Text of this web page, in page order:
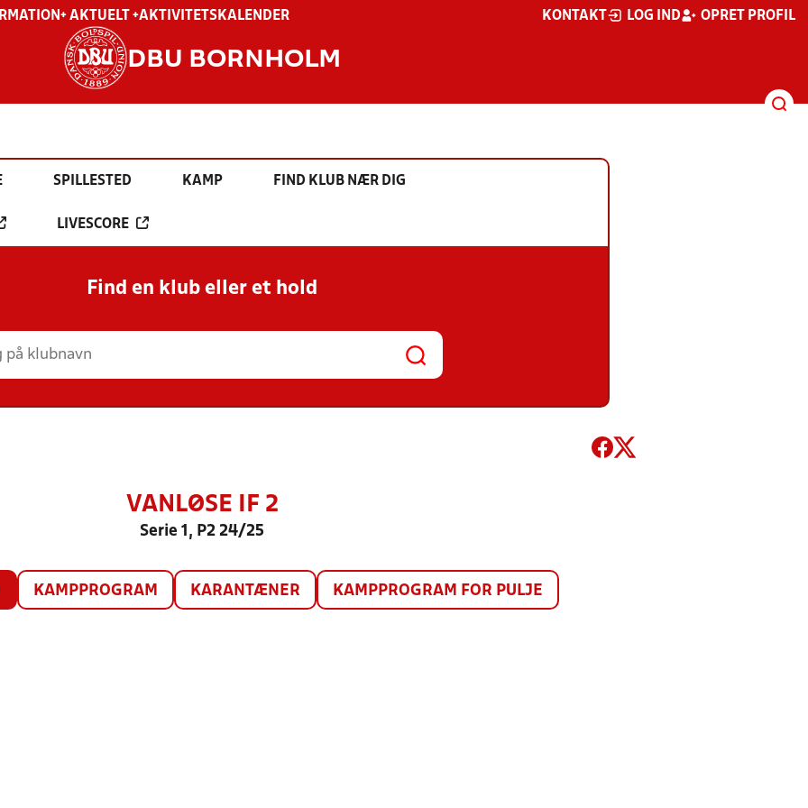
+ AKTUELT +AKTIVITETSKALENDER KONTAKT LOG IND OPRET PROFIL
DBU BORNHOLM
SPILLESTED KAMP FIND KLUB NÆR DIG
LIVESCORE
Find en klub eller et hold
VANLØSE IF 2
Serie 1, P2 24/25
KAMPPROGRAM KARANTÆNER KAMPPROGRAM FOR PULJE